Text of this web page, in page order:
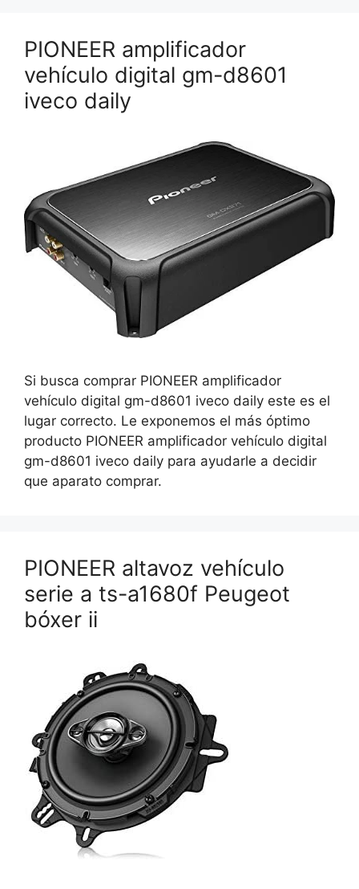
PIONEER amplificador
vehículo digital gm-d8601
iveco daily
Si busca comprar PIONEER amplificador
vehículo digital gm-d8601 iveco daily este es el
lugar correcto. Le exponemos el más óptimo
producto PIONEER amplificador vehículo digital
gm-d8601 iveco daily para ayudarle a decidir
que aparato comprar.
PIONEER altavoz vehículo
serie a ts-a1680f Peugeot
bóxer ii